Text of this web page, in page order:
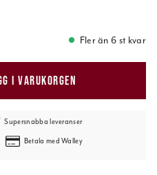
Fler än 6 st kvar
I VARUKORGEN
Supersnabba leveranser
Betala med Walley